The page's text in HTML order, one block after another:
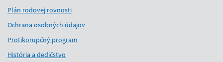
Plán rodovej rovnosti
Ochrana osobných údajov
Protikorupčný program
História a dedičstvo